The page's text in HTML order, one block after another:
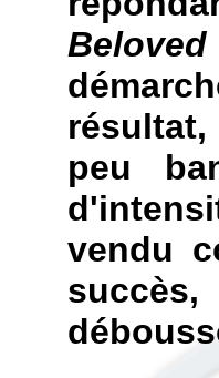
peu
vendu